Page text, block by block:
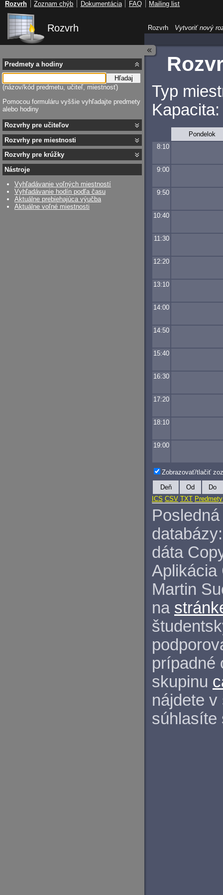
Rozvrh
Typ
Pondelok
8:10
9:00
9:50
10:40
11:30
12:20
13:10
14:00
14:50
15:40
16:30
17:20
18:10
19:00
Zobrazovať/tlačiť
Deň Od
Do
ICS CSV TXT Predmety
databázy:
dáta
Aplikácia
Martin
na
prípadné
skupinu
nájdete
Predmety a hodiny
Hľadaj
(názov/kód predmetu, učiteľ, miestnosť)
Pomocou formuláru vyššie vyhľadajte predmety
alebo hodiny
Rozvrhy pre učiteľov
Rozvrhy pre miestnosti
Rozvrhy pre krúžky
Nástroje
Vyhľadávanie voľných miestností
Vyhľadávanie hodín podľa času
Aktuálne prebiehajúca výučba
Aktuálne voľné miestnosti
Rozvrh Vytvoriť nový
Rozvrh Zoznam chýb Dokumentácia FAQ Mailing list